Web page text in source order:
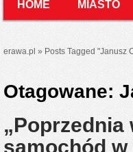
HOME MIASTO
erawa.pl » Posts Tagged "Janusz
Otagowane:
„Poprzednia
samochód